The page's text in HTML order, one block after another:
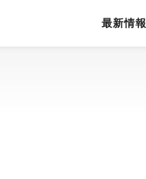
最新情報